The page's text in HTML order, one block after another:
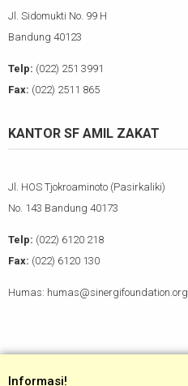
Jl. Sidomukti No. 99 H
Bandung 40123
Telp: (022) 251 3991
Fax: (022) 2511 865
KANTOR SF AMIL ZAKAT
Jl. HOS Tjokroaminoto (Pasirkaliki)
No. 143 Bandung 40173
Telp: (022) 6120 218
Fax: (022) 6120 130
Humas: humas@sinergifoundation.org
Informasi!